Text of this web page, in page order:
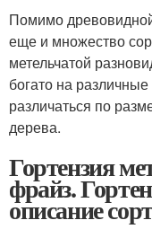
Помимо
еще и множество
метельчатой
богато на
различаться по
дерева.
Гортензия
фрайз.
описание